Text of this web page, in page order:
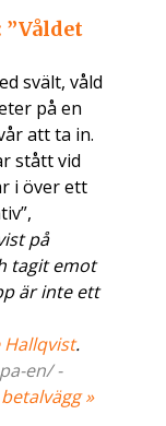
svält, våld
på en
att ta in.
stått vid
i över ett
på
tagit emot
är inte ett
.
en/ -
»